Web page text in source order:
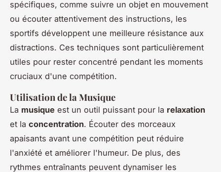
spécifiques, comme suivre un objet en mouvement
ou écouter attentivement des instructions, les
sportifs développent une meilleure résistance aux
distractions. Ces techniques sont particulièrement
utiles pour rester concentré pendant les moments
cruciaux d'une compétition.
Utilisation de la Musique
La musique est un outil puissant pour la relaxation
et la concentration. Écouter des morceaux
apaisants avant une compétition peut réduire
l'anxiété et améliorer l'humeur. De plus, des
rythmes entraînants peuvent dynamiser les